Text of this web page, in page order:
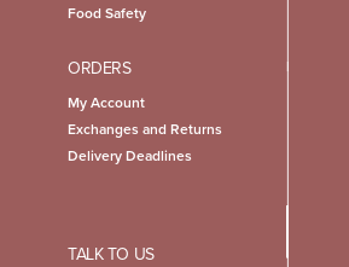
Food Safety
ORDERS
My Account
Exchanges and Returns
Delivery Deadlines
TALK TO US